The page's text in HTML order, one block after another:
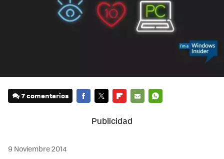
7 comentarios
MAIL
9 Noviembre 2014